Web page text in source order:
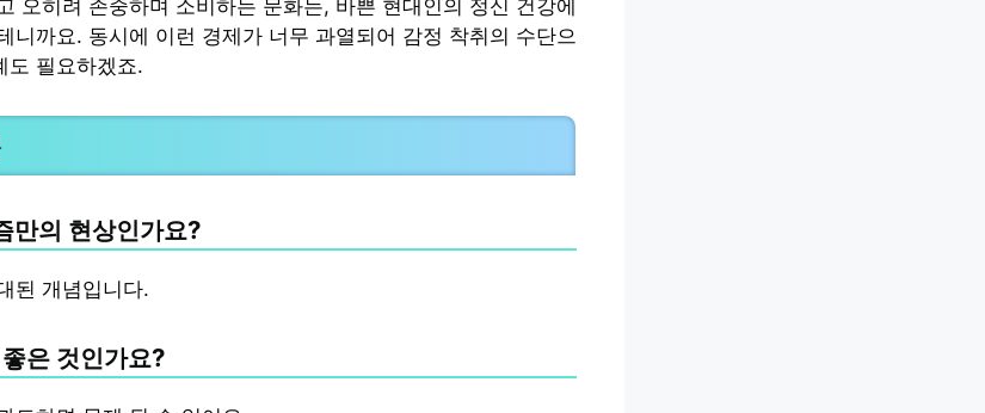
오히려 존중하며 소비하는 문화는, 바쁜 현대인의 정신 건강에
니까요. 동시에 이런 경제가 너무 과열되어 감정 착취의 수단으
도 필요하겠죠.
만의 현상인가요?
된 개념입니다.
은 것인가요?